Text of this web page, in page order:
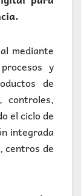
mediante
y
de
controles,
el ciclo de
integrada
centros de